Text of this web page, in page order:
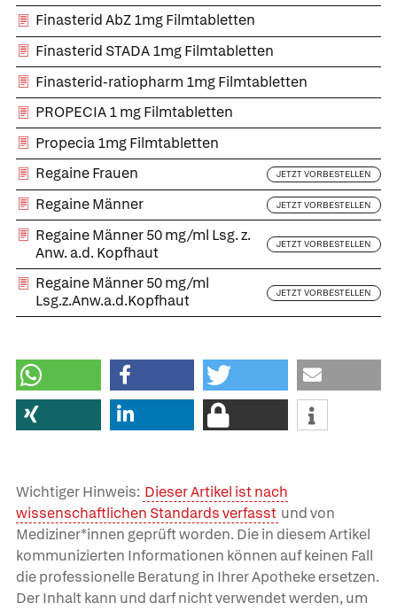
Finasterid AbZ 1mg Filmtabletten
Finasterid STADA 1mg Filmtabletten
Finasterid-ratiopharm 1mg Filmtabletten
PROPECIA 1 mg Filmtabletten
Propecia 1mg Filmtabletten
Regaine Frauen
JETZT VORBESTELLEN
Regaine Männer JETZT VORBESTELLEN
Regaine Männer 50 mg/ml Lsg. z.
Anw. a.d. Kopfhaut
JETZT VORBESTELLEN
Regaine Männer 50 mg/ml
Lsg.z.Anw.a.d.Kopfhaut
JETZT VORBESTELLEN
Wichtiger Hinweis: Dieser Artikel ist nach
wissenschaftlichen Standards verfasst und von
Mediziner*innen geprüft worden. Die in diesem Artikel
kommunizierten Informationen können auf keinen Fall
die professionelle Beratung in Ihrer Apotheke ersetzen.
Der Inhalt kann und darf nicht verwendet werden, um